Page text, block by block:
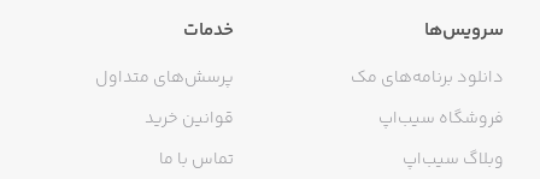
سرویس‌ها
دانلود برنامه‌های مک
فروشگاه سیب‌اپ
وبلاگ سیب‌اپ
خدمات
پرسش‌های متداول
قوانین خرید
تماس با ما